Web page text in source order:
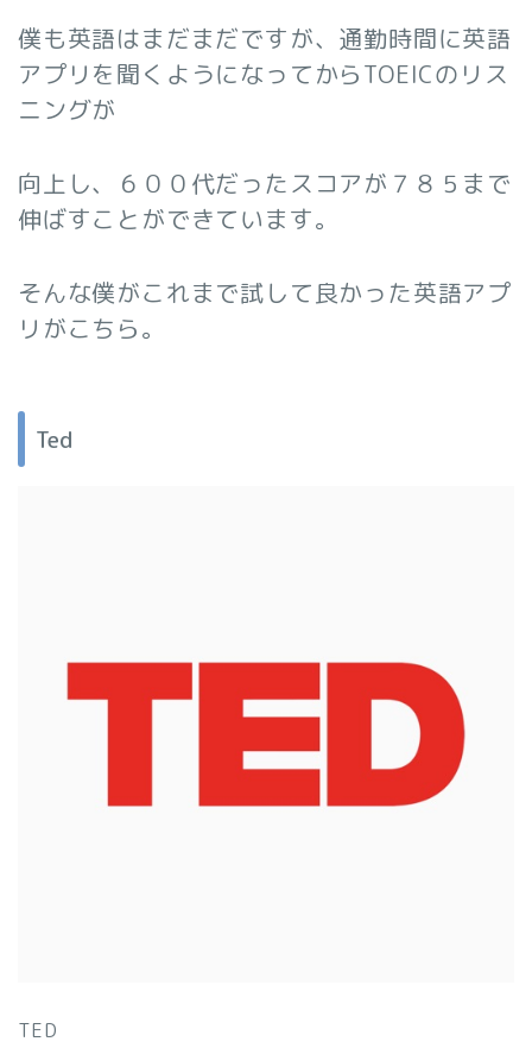
僕も英語はまだまだですが、通勤時間に英語
アプリを聞くようになってからTOEICのリス
ニングが
向上し、６００代だったスコアが７８５まで
伸ばすことができています。
そんな僕がこれまで試して良かった英語アプ
リがこちら。
Ted
TED